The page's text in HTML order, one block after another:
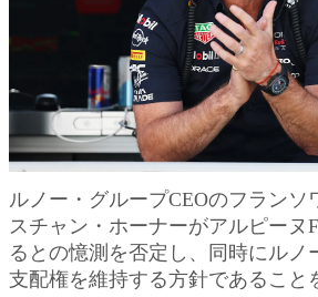
ルノー・グループCEOのフランソ
スチャン・ホーナーがアルピーヌ
るとの憶測を否定し、同時にルノ
支配権を維持する方針であること